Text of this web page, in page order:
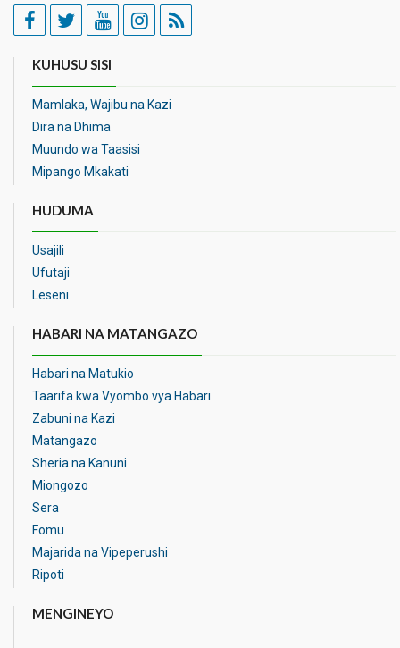
KUHUSU SISI
Mamlaka, Wajibu na Kazi
Dira na Dhima
Muundo wa Taasisi
Mipango Mkakati
HUDUMA
Usajili
Ufutaji
Leseni
HABARI NA MATANGAZO
Habari na Matukio
Taarifa kwa Vyombo vya Habari
Zabuni na Kazi
Matangazo
Sheria na Kanuni
Miongozo
Sera
Fomu
Majarida na Vipeperushi
Ripoti
MENGINEYO